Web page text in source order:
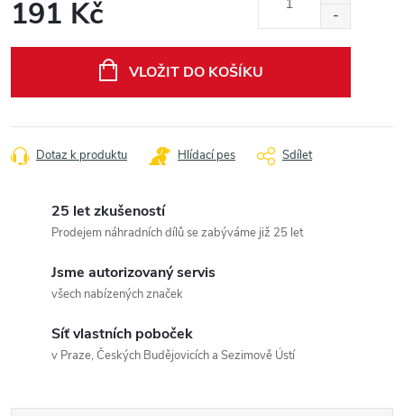
191 Kč
VLOŽIT DO KOŠÍKU
Dotaz k produktu Hlídací pes Sdílet
25 let zkušeností
Prodejem náhradních dílů se zabýváme již 25 let
Jsme autorizovaný servis
všech nabízených značek
Síť vlastních poboček
v Praze, Českých Budějovicích a Sezimově Ústí